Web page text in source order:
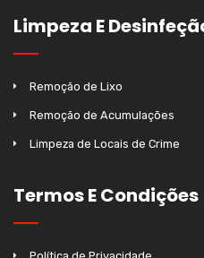
Limpeza E
Remoção de Lixo
Remoção de Acumulações
Limpeza de Locais de Crime
Termos E Condições